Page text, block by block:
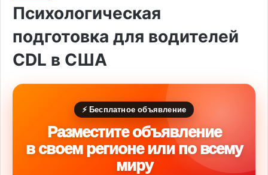
Психологическая
подготовка для водителей
CDL в США
⚡ Бесплатное объявление
Разместите объявление
в своем регионе или по всему
миру